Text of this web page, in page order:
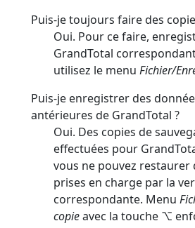
Puis-je toujours faire des
Oui. Pour ce faire,
GrandTotal
utilisez le menu Fichier/
Puis-je enregistrer des
antérieures de GrandTotal ?
Oui. Des copies de
effectuées pour
vous ne pouvez restaurer
prises en charge par la
correspondante. Menu
copieavec la touche ⌥